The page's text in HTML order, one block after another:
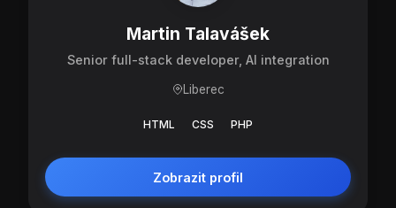
Martin Talavášek
Senior full-stack developer, AI integration
Liberec
HTML CSS PHP
Zobrazit profil